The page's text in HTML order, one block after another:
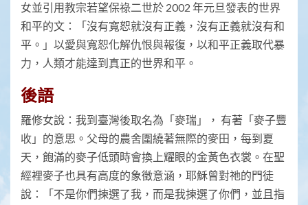
女並引用教宗若望保祿二世於 2002 年元旦發表的世界
和平的文：「沒有寬恕就沒有正義，沒有正義就沒有和
平。」以愛與寬恕化解仇恨與報復，以和平正義取代暴
力，人類才能達到真正的世界和平。
後語
羅修女說：我到臺灣後取名為「麥瑞」， 有著「麥子豐
收」的意思。父母的農舍圍繞著無際的麥田，每到夏
天，飽滿的麥子低頭時會換上耀眼的金黃色衣裳。在聖
經裡麥子也具有高度的象徵意涵，耶穌曾對祂的門徒
說：「不是你們揀選了我，而是我揀選了你們，並且指